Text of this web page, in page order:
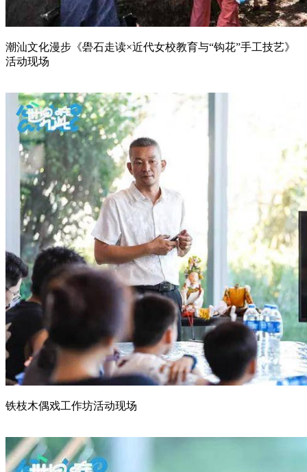
潮汕文化漫步《礐石走读×近代女校教育与“钩花”手工技艺》
活动现场
铁枝木偶戏工作坊活动现场